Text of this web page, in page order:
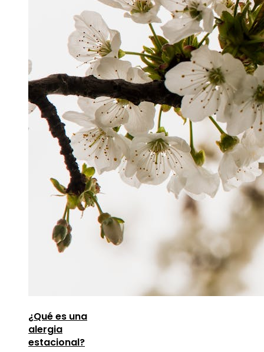
¿Qué es una
alergia
estacional?